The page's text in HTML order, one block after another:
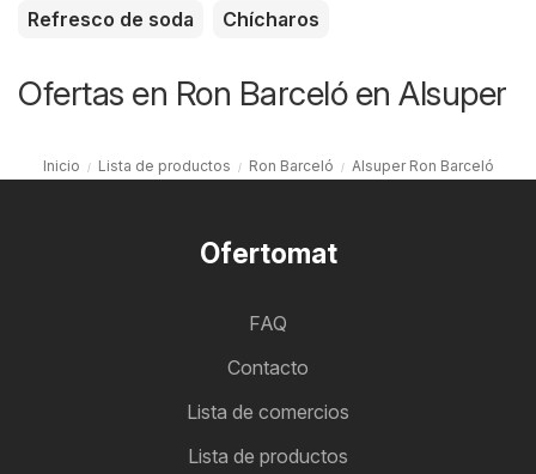
Refresco de soda
Chícharos
Ofertas en Ron Barceló en Alsuper
Inicio Lista de productos Ron Barceló Alsuper Ron Barceló
Ofertomat
FAQ
Contacto
Lista de comercios
Lista de productos